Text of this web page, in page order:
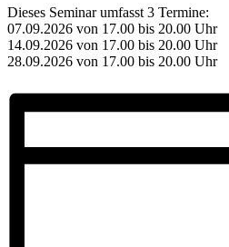
Dieses Seminar umfasst 3 Termine:
07.09.2026 von 17.00 bis 20.00 Uhr
14.09.2026 von 17.00 bis 20.00 Uhr
28.09.2026 von 17.00 bis 20.00 Uhr